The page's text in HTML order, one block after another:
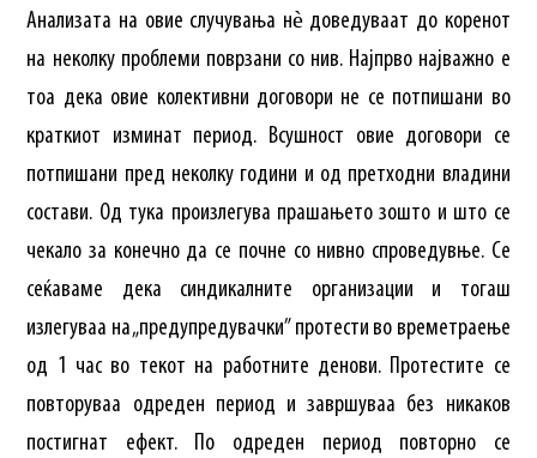
Анализата на овие случувања нѐ доведуваат до коренот
на неколку проблеми поврзани со нив. Најпрво најважно е
тоа дека овие колективни договори не се потпишани во
краткиот изминат период. Всушност овие договори се
потпишани пред неколку години и од претходни владини
состави. Од тука произлегува прашањето зошто и што се
чекало за конечно да се почне со нивно спроведувње. Се
сеќаваме дека синдикалните организации и тогаш
излегуваа на „предупредувачки” протести во времетраење
од 1 час во текот на работните денови. Протестите се
повторуваа одреден период и завршуваа без никаков
постигнат ефект. По одреден период повторно се